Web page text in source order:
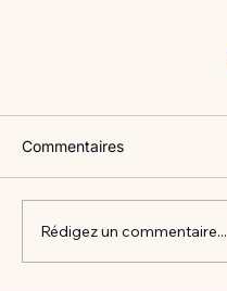
Commentaires
Rédigez un commentaire...